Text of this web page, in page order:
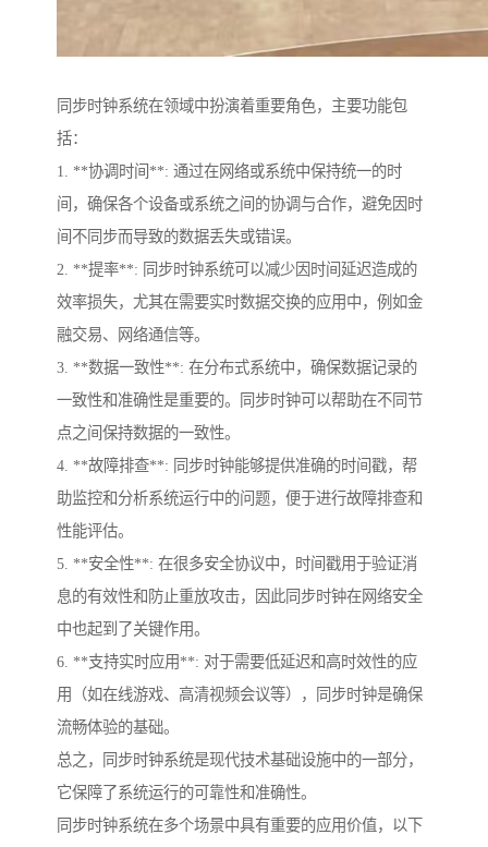
同步时钟系统在领域中扮演着重要角色，主要功能包
括：
1. **协调时间**: 通过在网络或系统中保持统一的时
间，确保各个设备或系统之间的协调与合作，避免因时
间不同步而导致的数据丢失或错误。
2. **提率**: 同步时钟系统可以减少因时间延迟造成的
效率损失，尤其在需要实时数据交换的应用中，例如金
融交易、网络通信等。
3. **数据一致性**: 在分布式系统中，确保数据记录的
一致性和准确性是重要的。同步时钟可以帮助在不同节
点之间保持数据的一致性。
4. **故障排查**: 同步时钟能够提供准确的时间戳，帮
助监控和分析系统运行中的问题，便于进行故障排查和
性能评估。
5. **安全性**: 在很多安全协议中，时间戳用于验证消
息的有效性和防止重放攻击，因此同步时钟在网络安全
中也起到了关键作用。
6. **支持实时应用**: 对于需要低延迟和高时效性的应
用（如在线游戏、高清视频会议等），同步时钟是确保
流畅体验的基础。
总之，同步时钟系统是现代技术基础设施中的一部分，
它保障了系统运行的可靠性和准确性。
同步时钟系统在多个场景中具有重要的应用价值，以下